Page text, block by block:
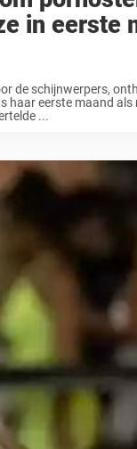
in eerste
de schijnwerpers,
haar eerste maand als
...